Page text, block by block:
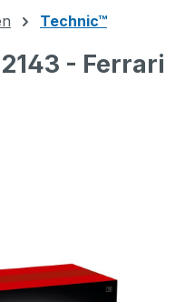
Technic™
- Ferrari